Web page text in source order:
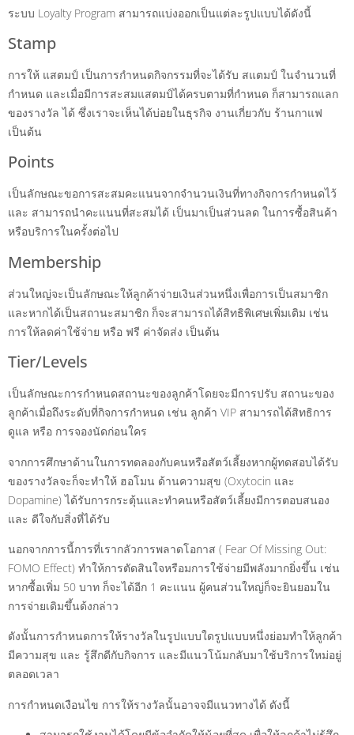
ระบบ Loyalty Program สามารถแบ่งออกเป็นแต่ละรูปแบบได้ดังนี้
Stamp
การให้ แสตมป์ เป็นการกำหนดกิจกรรมที่จะได้รับ สแตมป์ ในจำนวนที่
กำหนด และเมื่อมีการสะสมแสตมป์ได้ครบตามที่กำหนด ก็สามารถแลก
ของรางวัล ได้ ซึ่งเราจะเห็นได้บ่อยในธุรกิจ งานเกี่ยวกับ ร้านกาแฟ
เป็นต้น
Points
เป็นลักษณะขอการสะสมคะแนนจากจำนวนเงินที่ทางกิจการกำหนดไว้
และ สามารถนำคะแนนที่สะสมได้ เป็นมาเป็นส่วนลด ในการซื้อสินค้า
หรือบริการในครั้งต่อไป
Membership
ส่วนใหญ่จะเป็นลักษณะให้ลูกค้าจ่ายเงินส่วนหนึ่งเพื่อการเป็นสมาชิก
และหากได้เป็นสถานะสมาชิก ก็จะสามารถได้สิทธิพิเศษเพิ่มเติม เช่น
การให้ลดค่าใช้จ่าย หรือ ฟรี ค่าจัดส่ง เป็นต้น
Tier/Levels
เป็นลักษณะการกำหนดสถานะของลูกค้าโดยจะมีการปรับ สถานะของ
ลูกค้าเมื่อถึงระดับที่กิจการกำหนด เช่น ลูกค้า VIP สามารถได้สิทธิการ
ดูแล หรือ การจองนัดก่อนใคร
จากการศึกษาด้านในการทดลองกับคนหรือสัตว์เลี้ยงหากผู้ทดสอบได้รับ
ของรางวัลจะก็จะทำให้ ฮอโมน ด้านความสุข (Oxytocin และ
Dopamine) ได้รับการกระตุ้นและทำคนหรือสัตว์เลี้ยงมีการตอบสนอง
และ ดีใจกับสิ่งที่ได้รับ
นอกจากการนี้การที่เรากลัวการพลาดโอกาส ( Fear Of Missing Out:
FOMO Effect) ทำให้การตัดสินใจหรือมการใช้จ่ายมีพลังมากยิ่งขึ้น เช่น
หากซื้อเพิ่ม 50 บาท ก็จะได้อีก 1 คะแนน ผู้คนส่วนใหญ่ก็จะยินยอมใน
การจ่ายเดิมขึ้นด้งกล่าว
ดังนั้นการกำหนดการให้รางวัลในรูปแบบใดรูปแบบหนึ่งย่อมทำให้ลูกค้า
มีความสุข และ รู้สึกดีกับกิจการ และมีแนวโน้มกลับมาใช้บริการใหม่อยู่
ตลอดเวลา
การกำหนดเงือนไข การให้รางวัลนั้นอาจจมีแนวทางได้ ดังนี้